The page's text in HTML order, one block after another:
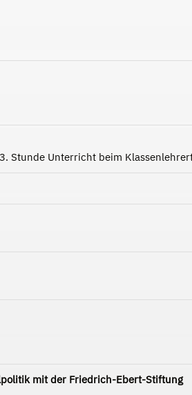
Stunde Unterricht beim
mit der Friedrich-Ebert-Stiftung